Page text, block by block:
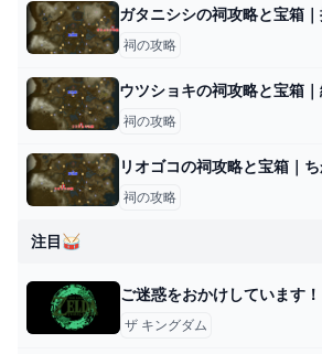
ガタニシシの祠攻略と宝箱
祠の攻略
ウツショキの祠攻略と宝箱
祠の攻略
リオゴコの祠攻略と宝箱｜
祠の攻略
注目🥁
ご迷惑をおかけしています！
ザ キングダム